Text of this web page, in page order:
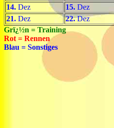
14. Dez 15. Dez
21. Dez 22.Dez
Grï¿½n = Training
Rot = Rennen
Blau = Sonstiges